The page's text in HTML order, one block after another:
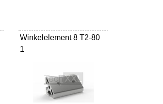
Winkelelement 8 T2-80
1